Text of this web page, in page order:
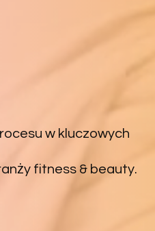
w kluczowych
fitness & beauty.